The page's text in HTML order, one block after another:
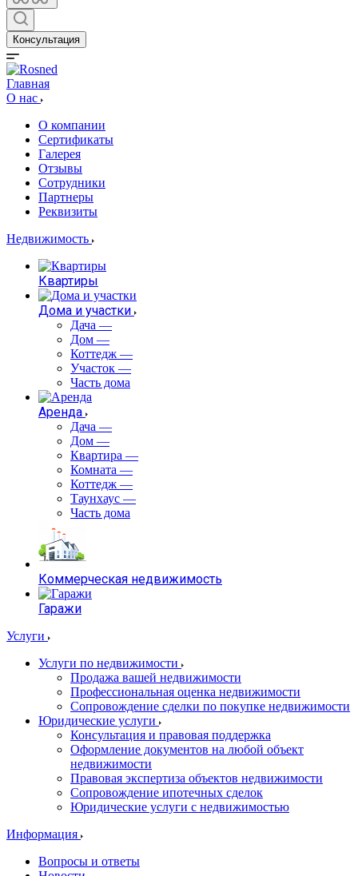
Консультация
Главная
О нас
О компании
Сертификаты
Галерея
Отзывы
Сотрудники
Партнеры
Реквизиты
Недвижимость
Квартиры
Дома и участки
Дача —
Дом —
Коттедж —
Участок —
Часть дома
Аренда
Дача —
Дом —
Квартира —
Комната —
Коттедж —
Таунхаус —
Часть дома
Коммерческая недвижимость
Гаражи
Услуги
Услуги по недвижимости
Продажа вашей недвижимости
Профессиональная оценка недвижимости
Сопровождение сделки по покупке недвижимости
Юридические услуги
Консультация и правовая поддержка
Оформление документов на любой объект
недвижимости
Правовая экспертиза объектов недвижимости
Сопровождение ипотечных сделок
Юридические услуги с недвижимостью
Информация
Вопросы и ответы